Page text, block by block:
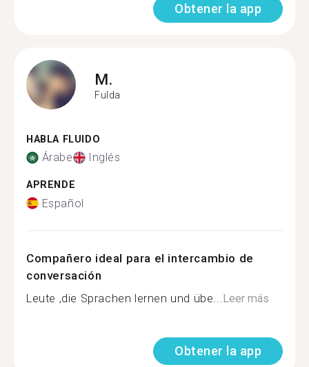
Obtener la app
M.
Fulda
HABLA FLUIDO
Árabe Inglés
APRENDE
Español
Compañero ideal para el intercambio de
conversación
Leute ,die Sprachen lernen und übe... Leer más
Obtener la app